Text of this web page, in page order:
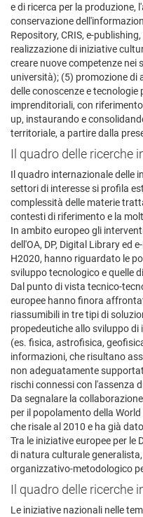
e di ricerca per la produzione,
conservazione
Repository, CRIS, e-
realizzazione di iniziative
creare nuove competenze nei
università); (5) promozione di
delle conoscenze e tecnologie
imprenditoriali, con
up, instaurando e
territoriale, a partire dalla
Il quadro delle ricerche
Il quadro internazionale delle
settori di interesse si profila
complessità delle materie
contesti di riferimento e la
In ambito europeo gli
dell'OA, DP, Digital Library ed
H2020, hanno riguardato le
sviluppo tecnologico e quelle
Dal punto di vista tecnico-
europee hanno finora
riassumibili in tre tipi di
propedeutiche allo sviluppo
(es. fisica, astrofisica,
informazioni, che risultano
non adeguatamente
rischi connessi con l'assenza
Da segnalare la
per il popolamento della
che risale al 2010 e ha già
Tra le iniziative europee per le
di natura culturale
organizzativo-metodologico
Il quadro delle ricerche
Le iniziative nazionali nelle